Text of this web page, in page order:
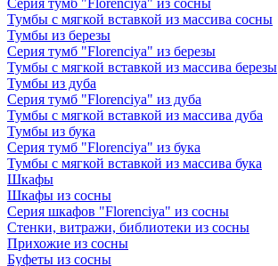
Серия тумб "Florenciya" из сосны
Тумбы с мягкой вставкой из массива сосны
Тумбы из березы
Серия тумб "Florenciya" из березы
Тумбы с мягкой вставкой из массива березы
Тумбы из дуба
Серия тумб "Florenciya" из дуба
Тумбы с мягкой вставкой из массива дуба
Тумбы из бука
Серия тумб "Florenciya" из бука
Тумбы с мягкой вставкой из массива бука
Шкафы
Шкафы из сосны
Серия шкафов "Florenciya" из сосны
Стенки, витражи, библиотеки из сосны
Прихожие из сосны
Буфеты из сосны